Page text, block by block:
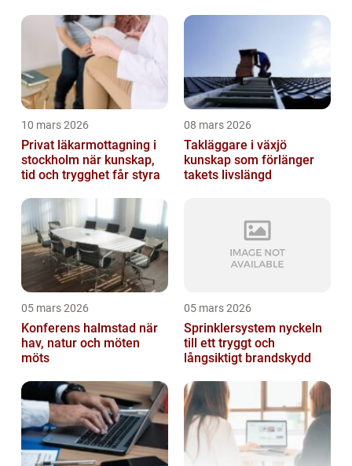
10 mars 2026
Privat läkarmottagning i
stockholm när kunskap,
tid och trygghet får styra
08 mars 2026
Takläggare i växjö
kunskap som förlänger
takets livslängd
05 mars 2026
Konferens halmstad när
hav, natur och möten
möts
05 mars 2026
Sprinklersystem nyckeln
till ett tryggt och
långsiktigt brandskydd